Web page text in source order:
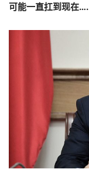
可能一直扛到现在….